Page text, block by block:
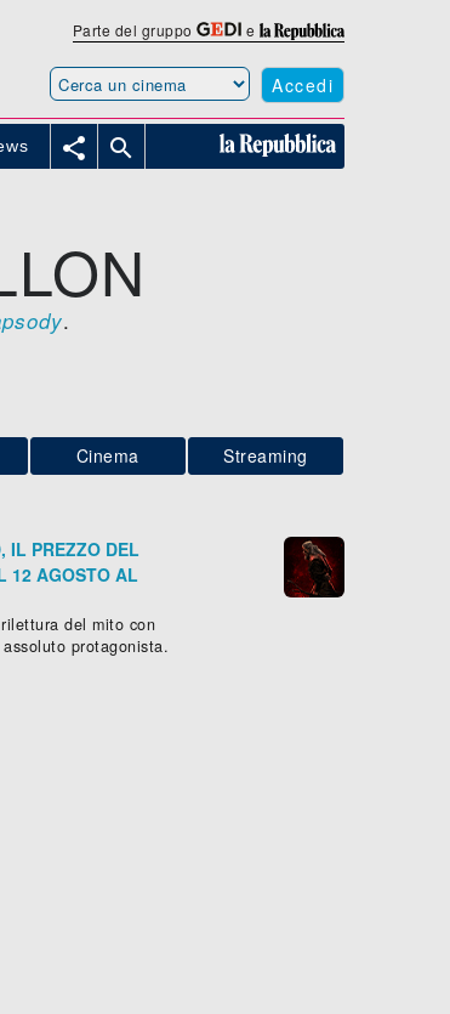
Parte del gruppo e
Accedi
 
.
Cinema Streaming
IL PREZZO DEL
12 AGOSTO AL
del mito con
assoluto protagonista.